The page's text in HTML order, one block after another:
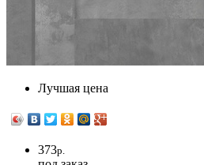
Лучшая цена
373р.